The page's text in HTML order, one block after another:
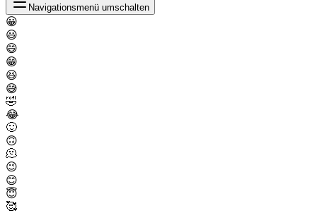
Navigationsmenü umschalten
😀
😃
😄
😁
😆
😅
🤣
😂
🙂
🙃
🫠
😉
😊
😇
🥰